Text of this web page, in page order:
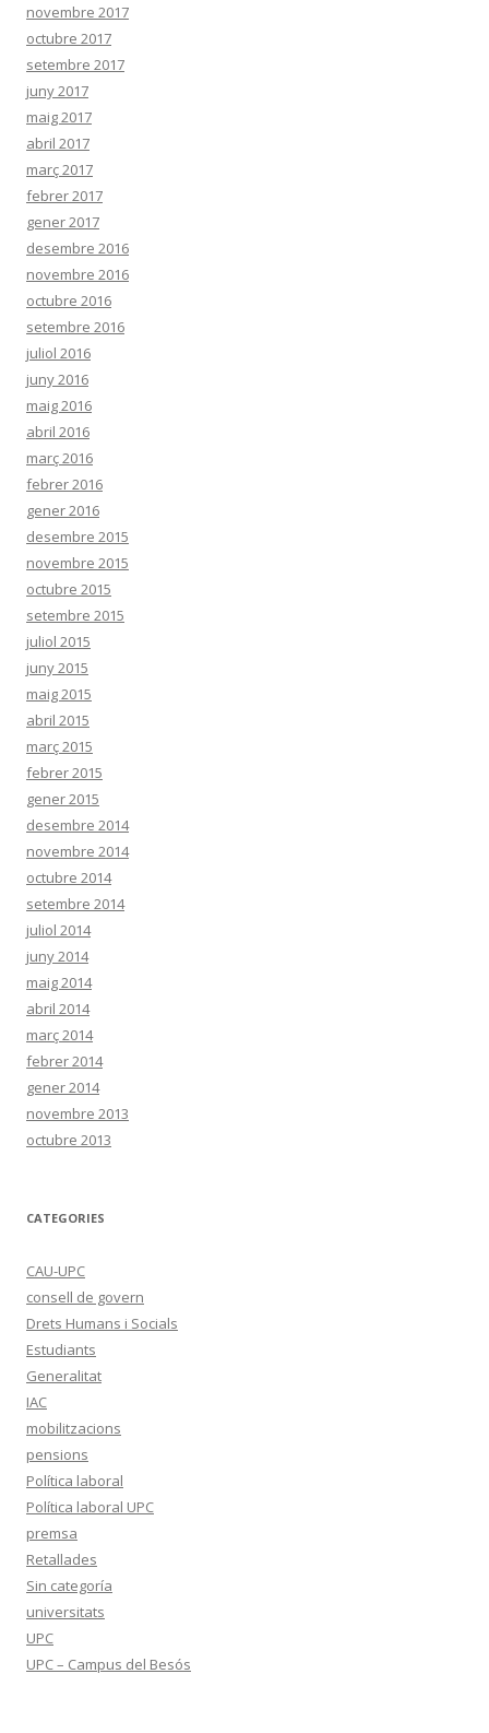
novembre 2017
octubre 2017
setembre 2017
juny 2017
maig 2017
abril 2017
març 2017
febrer 2017
gener 2017
desembre 2016
novembre 2016
octubre 2016
setembre 2016
juliol 2016
juny 2016
maig 2016
abril 2016
març 2016
febrer 2016
gener 2016
desembre 2015
novembre 2015
octubre 2015
setembre 2015
juliol 2015
juny 2015
maig 2015
abril 2015
març 2015
febrer 2015
gener 2015
desembre 2014
novembre 2014
octubre 2014
setembre 2014
juliol 2014
juny 2014
maig 2014
abril 2014
març 2014
febrer 2014
gener 2014
novembre 2013
octubre 2013
CATEGORIES
CAU-UPC
consell de govern
Drets Humans i Socials
Estudiants
Generalitat
IAC
mobilitzacions
pensions
Política laboral
Política laboral UPC
premsa
Retallades
Sin categoría
universitats
UPC
UPC – Campus del Besós